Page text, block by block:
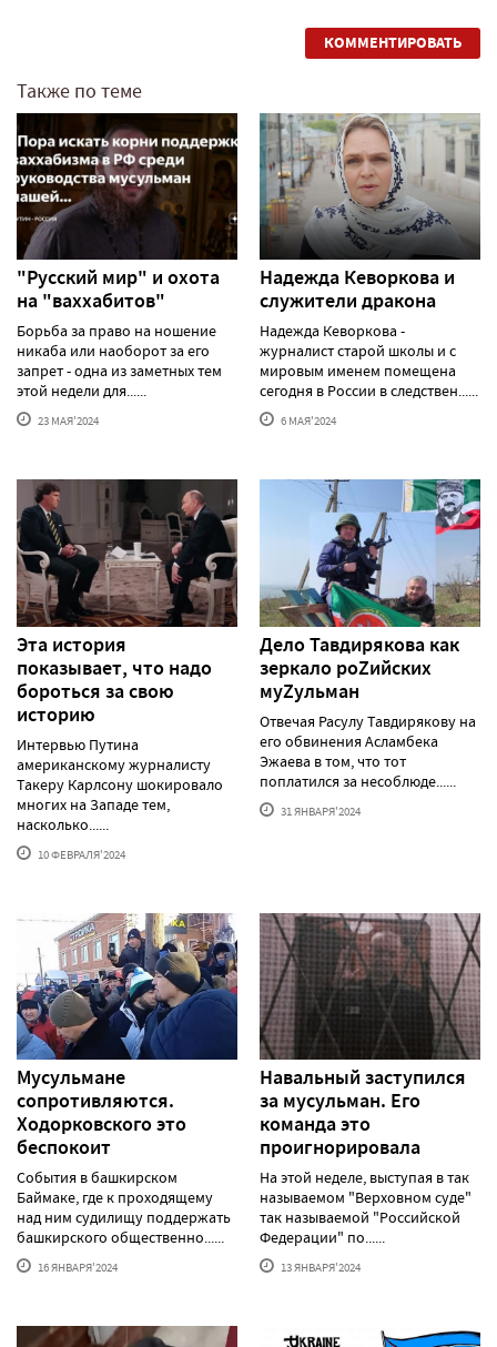
КОММЕНТИРОВАТЬ
Также по теме
"Русский мир" и охота
на "ваххабитов"
Борьба за право на ношение
никаба или наоборот за его
запрет - одна из заметных тем
этой недели для......
23 МАЯ'2024
Надежда Кеворкова и
служители дракона
Надежда Кеворкова -
журналист старой школы и с
мировым именем помещена
сегодня в России в следствен......
6 МАЯ'2024
Эта история
показывает, что надо
бороться за свою
историю
Интервью Путина
американскому журналисту
Такеру Карлсону шокировало
многих на Западе тем,
насколько......
10 ФЕВРАЛЯ'2024
Дело Тавдирякова как
зеркало роZийских
муZульман
Отвечая Расулу Тавдирякову на
его обвинения Асламбека
Эжаева в том, что тот
поплатился за несоблюде......
31 ЯНВАРЯ'2024
Мусульмане
сопротивляются.
Ходорковского это
беспокоит
События в башкирском
Баймаке, где к проходящему
над ним судилищу поддержать
башкирского общественно......
16 ЯНВАРЯ'2024
Навальный заступился
за мусульман. Его
команда это
проигнорировала
На этой неделе, выступая в так
называемом "Верховном суде"
так называемой "Российской
Федерации" по......
13 ЯНВАРЯ'2024